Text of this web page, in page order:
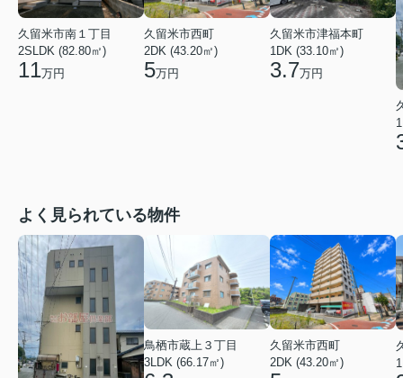
久留米市南１丁目
2SLDK (82.80㎡)
11万円
久留米市西町
2DK (43.20㎡)
5万円
久留米市津福本町
1DK (33.10㎡)
3.7万円
よく見られている物件
鳥栖市蔵上３丁目
3LDK (66.17㎡)
久留米市西町
2DK (43.20㎡)